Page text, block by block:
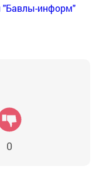
"Бавлы-информ"
0